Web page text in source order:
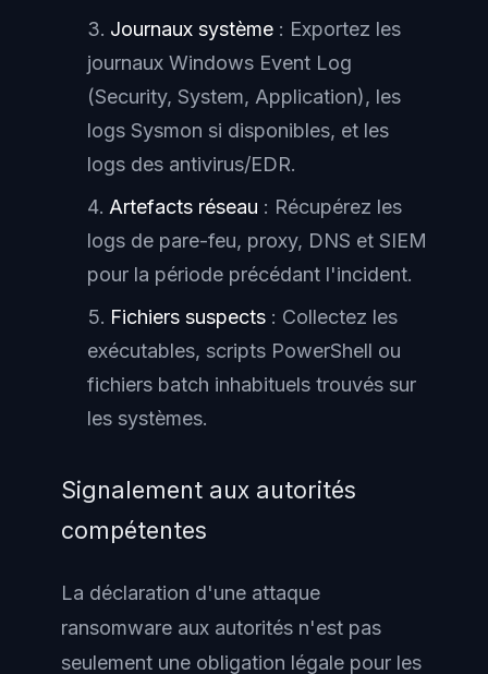
Journaux système : Exportez les
journaux Windows Event Log
(Security, System, Application), les
logs Sysmon si disponibles, et les
logs des antivirus/EDR.
Artefacts réseau : Récupérez les
logs de pare-feu, proxy, DNS et SIEM
pour la période précédant l'incident.
Fichiers suspects : Collectez les
exécutables, scripts PowerShell ou
fichiers batch inhabituels trouvés sur
les systèmes.
Signalement aux autorités
compétentes
La déclaration d'une attaque
ransomware aux autorités n'est pas
seulement une obligation légale pour les